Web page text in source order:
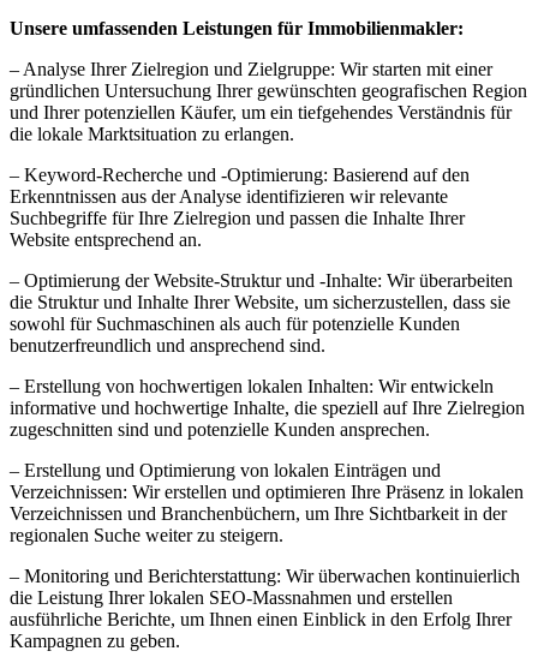
Unsere umfassenden Leistungen für Immobilienmakler:
– Analyse Ihrer Zielregion und Zielgruppe: Wir starten mit einer
gründlichen Untersuchung Ihrer gewünschten geografischen Region
und Ihrer potenziellen Käufer, um ein tiefgehendes Verständnis für
die lokale Marktsituation zu erlangen.
– Keyword-Recherche und -Optimierung: Basierend auf den
Erkenntnissen aus der Analyse identifizieren wir relevante
Suchbegriffe für Ihre Zielregion und passen die Inhalte Ihrer
Website entsprechend an.
– Optimierung der Website-Struktur und -Inhalte: Wir überarbeiten
die Struktur und Inhalte Ihrer Website, um sicherzustellen, dass sie
sowohl für Suchmaschinen als auch für potenzielle Kunden
benutzerfreundlich und ansprechend sind.
– Erstellung von hochwertigen lokalen Inhalten: Wir entwickeln
informative und hochwertige Inhalte, die speziell auf Ihre Zielregion
zugeschnitten sind und potenzielle Kunden ansprechen.
– Erstellung und Optimierung von lokalen Einträgen und
Verzeichnissen: Wir erstellen und optimieren Ihre Präsenz in lokalen
Verzeichnissen und Branchenbüchern, um Ihre Sichtbarkeit in der
regionalen Suche weiter zu steigern.
– Monitoring und Berichterstattung: Wir überwachen kontinuierlich
die Leistung Ihrer lokalen SEO-Massnahmen und erstellen
ausführliche Berichte, um Ihnen einen Einblick in den Erfolg Ihrer
Kampagnen zu geben.